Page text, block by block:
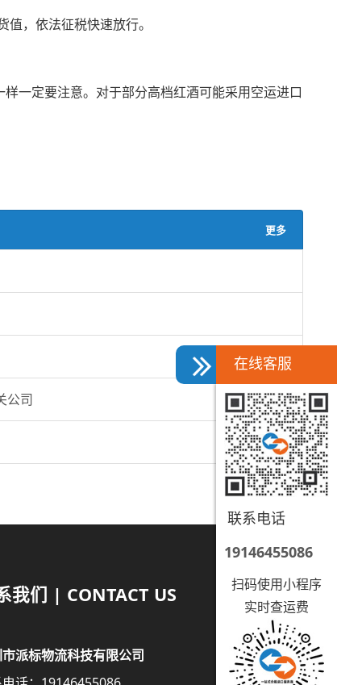
，依法征税快速放行。
一定要注意。对于部分高档红酒可能采用空运进口
更多
公司
我们 | CONTACT US
派标物流科技有限公司
在线客服
联系电话
19146455086
扫码使用小程序
实时查运费